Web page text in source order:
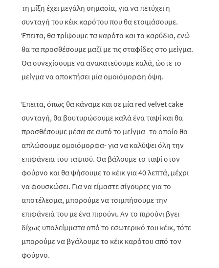
τη μίξη έχει μεγάλη σημασία, για να πετύχει η
συνταγή του κέικ καρότου που θα ετοιμάσουμε.
Έπειτα, θα τρίψουμε τα καρότα και τα καρύδια, ενώ
θα τα προσθέσουμε μαζί με τις σταφίδες στο μείγμα.
Θα συνεχίσουμε να ανακατεύουμε καλά, ώστε το
μείγμα να αποκτήσει μία ομοιόμορφη όψη.
Έπειτα, όπως θα κάναμε και σε μία red velvetcake
συνταγή, θα βουτυρώσουμε καλά ένα ταψί και θα
προσθέσουμε μέσα σε αυτό το μείγμα -το οποίο θα
απλώσουμε ομοιόμορφα- για να καλύψει όλη την
επιφάνεια του ταψιού. Θα βάλουμε το ταψί στον
φούρνο και θα ψήσουμε το κέικ για 40 λεπτά, μέχρι
να φουσκώσει. Για να είμαστε σίγουρες για το
αποτέλεσμα, μπορούμε να τσιμπήσουμε την
επιφάνειά του με ένα πιρούνι. Αν το πιρούνι βγει
δίχως υπολείμματα από το εσωτερικό του κέικ, τότε
μπορούμε να βγάλουμε το κέικ καρότου από τον
φούρνο.